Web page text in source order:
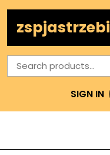
content
Search
for:
SIGN IN